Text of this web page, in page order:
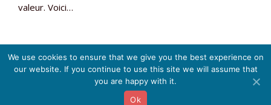
valeur. Voici…
Tout savoir sur les menuiseries métalliques pour votre
informations légales
We use cookies to ensure that we give you the best experience on
our website. If you continue to use this site we will assume that
you are happy with it.
Ok